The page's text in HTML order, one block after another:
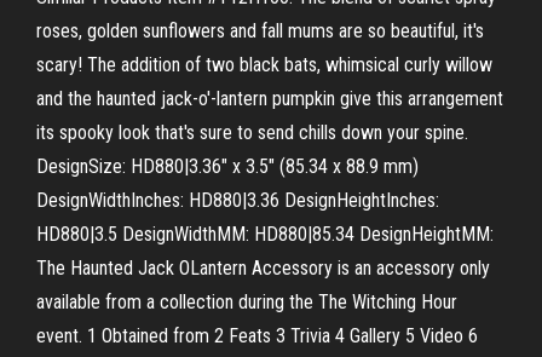
roses, golden sunflowers and fall mums are so beautiful, it's
scary! The addition of two black bats, whimsical curly willow
and the haunted jack-o'-lantern pumpkin give this arrangement
its spooky look that's sure to send chills down your spine.
DesignSize: HD880|3.36" x 3.5" (85.34 x 88.9 mm)
DesignWidthInches: HD880|3.36 DesignHeightInches:
HD880|3.5 DesignWidthMM: HD880|85.34 DesignHeightMM:
The Haunted Jack OLantern Accessory is an accessory only
available from a collection during the The Witching Hour
event. 1 Obtained from 2 Feats 3 Trivia 4 Gallery 5 Video 6